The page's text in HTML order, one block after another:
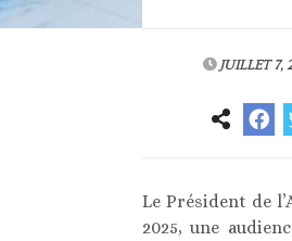
JUILLET 7,
Le Président de
2025, une